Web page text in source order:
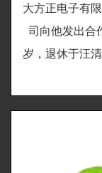
大方正电子有
司向他发出合
岁，退休于汪